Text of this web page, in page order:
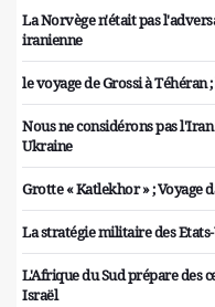
La Norvège n'était pas
iranienne
le voyage de Grossi à Téhéran
Nous ne considérons pas
Ukraine
Grotte « Katlekhor » ; Voyage
La stratégie militaire des
L'Afrique du Sud prépare des
Israël